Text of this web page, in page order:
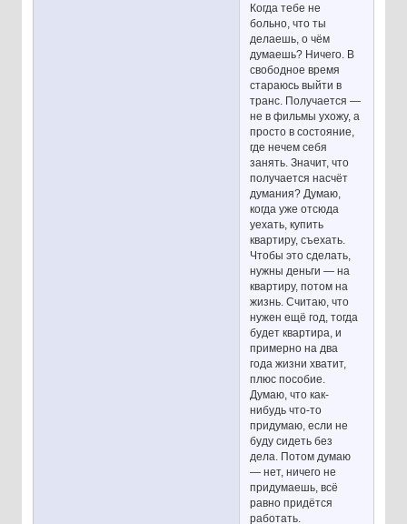
Когда тебе не
больно, что ты
делаешь, о чём
думаешь? Ничего. В
свободное время
стараюсь выйти в
транс. Получается —
не в фильмы ухожу, а
просто в состояние,
где нечем себя
занять. Значит, что
получается насчёт
думания? Думаю,
когда уже отсюда
уехать, купить
квартиру, съехать.
Чтобы это сделать,
нужны деньги — на
квартиру, потом на
жизнь. Считаю, что
нужен ещё год, тогда
будет квартира, и
примерно на два
года жизни хватит,
плюс пособие.
Думаю, что как-
нибудь что-то
придумаю, если не
буду сидеть без
дела. Потом думаю
— нет, ничего не
придумаешь, всё
равно придётся
работать.